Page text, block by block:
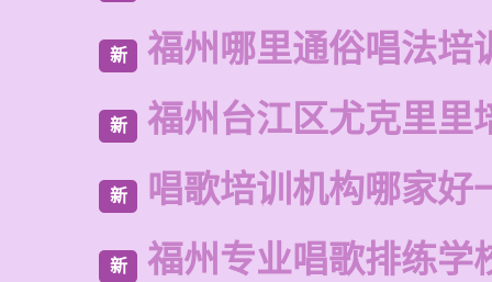
新 福州哪里通俗唱法培
新 福州台江区尤克里里
新 唱歌培训机构哪家好
新 福州专业唱歌排练学